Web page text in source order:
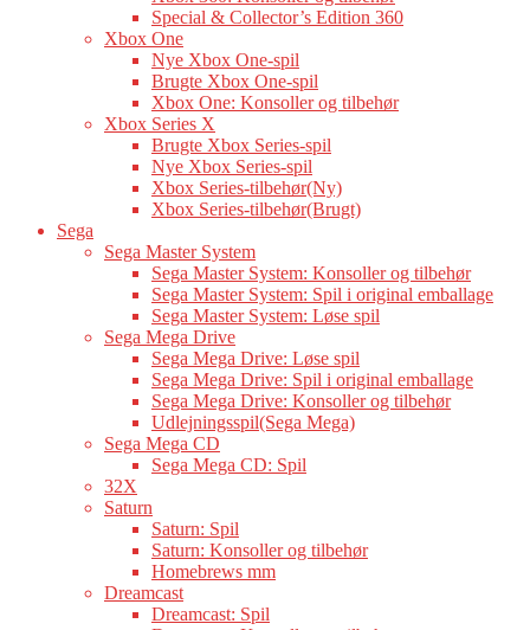
Special & Collector’s Edition 360
Xbox One
Nye Xbox One-spil
Brugte Xbox One-spil
Xbox One: Konsoller og tilbehør
Xbox Series X
Brugte Xbox Series-spil
Nye Xbox Series-spil
Xbox Series-tilbehør(Ny)
Xbox Series-tilbehør(Brugt)
Sega
Sega Master System
Sega Master System: Konsoller og tilbehør
Sega Master System: Spil i original emballage
Sega Master System: Løse spil
Sega Mega Drive
Sega Mega Drive: Løse spil
Sega Mega Drive: Spil i original emballage
Sega Mega Drive: Konsoller og tilbehør
Udlejningsspil(Sega Mega)
Sega Mega CD
Sega Mega CD: Spil
32X
Saturn
Saturn: Spil
Saturn: Konsoller og tilbehør
Homebrews mm
Dreamcast
Dreamcast: Spil